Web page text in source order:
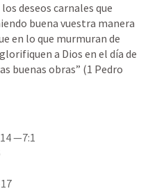
deseos carnales que
buena vuestra manera
en lo que murmuran de
a Dios en el día de
buenas obras” (1 Pedro
—7:1